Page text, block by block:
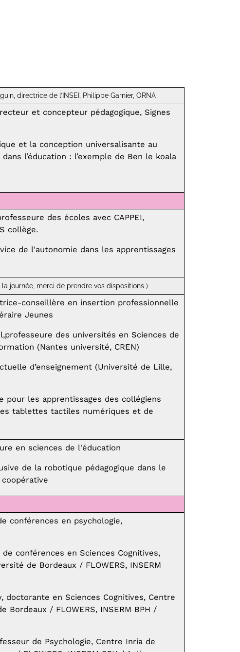
directrice de l’INSEI, Philippe Garnier, ORNA
et concepteur pédagogique, Signes
et la conception universalisante au
l’éducation : l’exemple de Ben le koala
des écoles avec CAPPEI,
collège.
de l'autonomie dans les apprentissages
journée, merci de prendre vos dispositions )
conseillère en insertion professionnelle
Jeunes
des universités en Sciences de
(Nantes université, CREN)
d’enseignement (Université de Lille,
pour les apprentissages des collégiens
tablettes tactiles numériques et de
en sciences de l'éducation
de la robotique pédagogique dans le
conférences en psychologie,
conférences en Sciences Cognitives,
de Bordeaux / FLOWERS, INSERM
doctorante en Sciences Cognitives, Centre
Bordeaux / FLOWERS, INSERM BPH /
de Psychologie, Centre Inria de